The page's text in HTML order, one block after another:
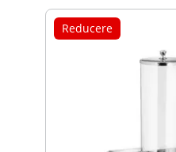
Reducere